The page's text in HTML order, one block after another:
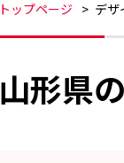
トップページ デザ
山形県